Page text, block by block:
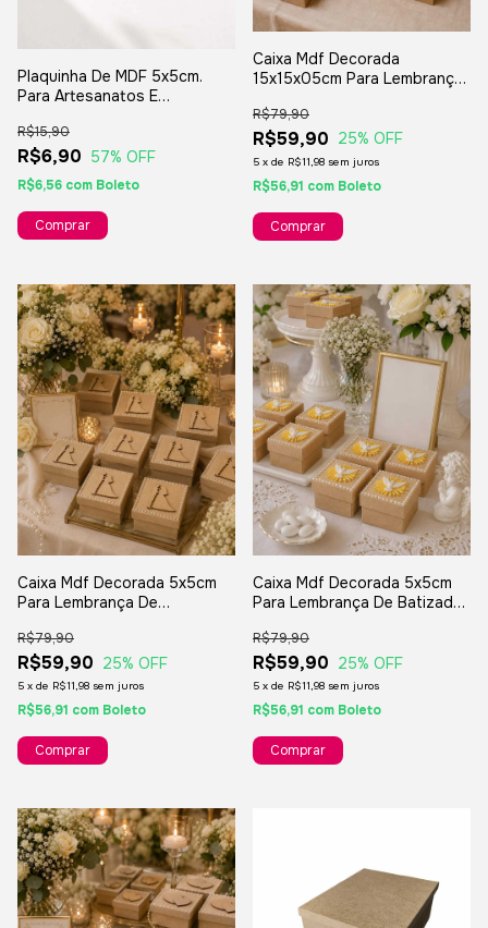
Plaquinha De MDF 5x5cm.
Para Artesanatos E
Memória
R$6,90
R$15,90
57% OFF
R$6,56 com Boleto
Comprar
Caixa Mdf Decorada
15x15x05cm Para Lembrança
Presentes - 4 Unidades
R$59,90
R$79,90
25% OFF
5 x de R$11,98 sem juros
R$56,91 com Boleto
Caixa Mdf Decorada 5x5cm
Para Lembrança De
Unidades
R$59,90
R$79,90
25% OFF
5 x de R$11,98 sem juros
R$56,91 com Boleto
Caixa Mdf Decorada 5x5cm
Para Lembrança De Batizado
Unidades
R$59,90
R$79,90
25% OFF
5 x de R$11,98 sem juros
R$56,91 com Boleto